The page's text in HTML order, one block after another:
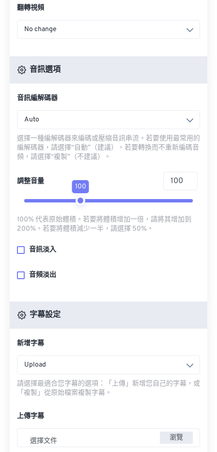
翻轉視頻
No change
音訊選項
音訊編解碼器
Auto
選擇一種編解碼器來編碼或壓縮音訊串流。若要使用最常用的
編解碼器，請選擇“自動”（建議）。若要轉換而不重新編碼音
頻，請選擇“複製”（不建議）。
調整音量
100
100% 代表原始體積。若要將體積增加一倍，請將其增加到
200%。若要將體積減少一半，請選擇 50%。
音訊淡入
音頻淡出
字幕設定
新增字幕
Upload
請選擇最適合您字幕的選項：「上傳」新增您自己的字幕，或
「複製」從原始檔案複製字幕。
上傳字幕
選擇文件 瀏覽